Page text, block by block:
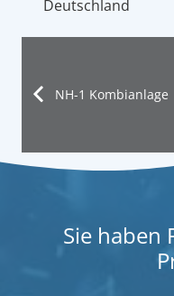
Deutschland
NH-1 Kombianlage
Sie haben